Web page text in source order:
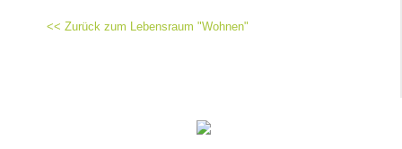
<< Zurück zum Lebensraum "Wohnen"